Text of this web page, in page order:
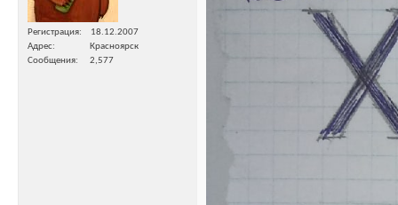
Регистрация
18.12.2007
Адрес
Красноярск
Сообщения
2,577